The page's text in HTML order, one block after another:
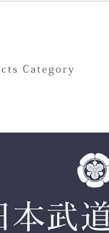
Category